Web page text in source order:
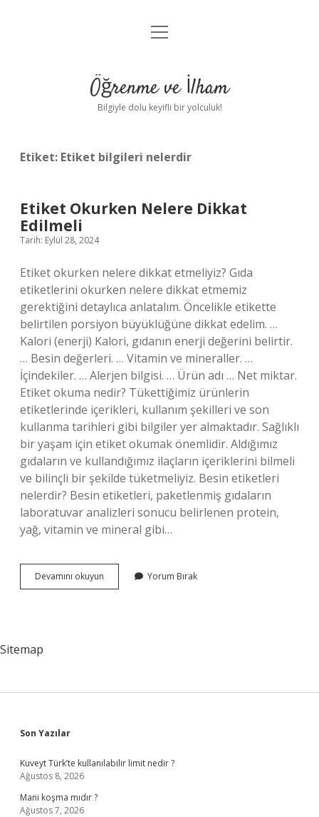
Anasayfa
Yasal Uyarı
menüyü
Öğrenme ve İlham
Bilgiyle dolu keyifli bir yolculuk!
Etiket: Etiket bilgileri nelerdir
Etiket Okurken Nelere Dikkat
Edilmeli
Tarih: Eylül 28, 2024
Etiket okurken nelere dikkat etmeliyiz? Gıda
etiketlerini okurken nelere dikkat etmemiz
gerektiğini detaylıca anlatalım. Öncelikle etikette
belirtilen porsiyon büyüklüğüne dikkat edelim. …
Kalori (enerji) Kalori, gıdanın enerji değerini belirtir.
… Besin değerleri. … Vitamin ve mineraller. …
İçindekiler. … Alerjen bilgisi. … Ürün adı … Net miktar.
Etiket okuma nedir? Tükettiğimiz ürünlerin
etiketlerinde içerikleri, kullanım şekilleri ve son
kullanma tarihleri ​​gibi bilgiler yer almaktadır. Sağlıklı
bir yaşam için etiket okumak önemlidir. Aldığımız
gıdaların ve kullandığımız ilaçların içeriklerini bilmeli
ve bilinçli bir şekilde tüketmeliyiz. Besin etiketleri
nelerdir? Besin etiketleri, paketlenmiş gıdaların
laboratuvar analizleri sonucu belirlenen protein,
yağ, vitamin ve mineral gibi…
Devamını okuyun
Okurken
Yorum Bırak
Sitemap
Sidebar
Son Yazılar
Kuveyt Türk’te kullanılabilir limit nedir ?
Ağustos 8, 2026
Mani koşma mıdır ?
Ağustos 7, 2026